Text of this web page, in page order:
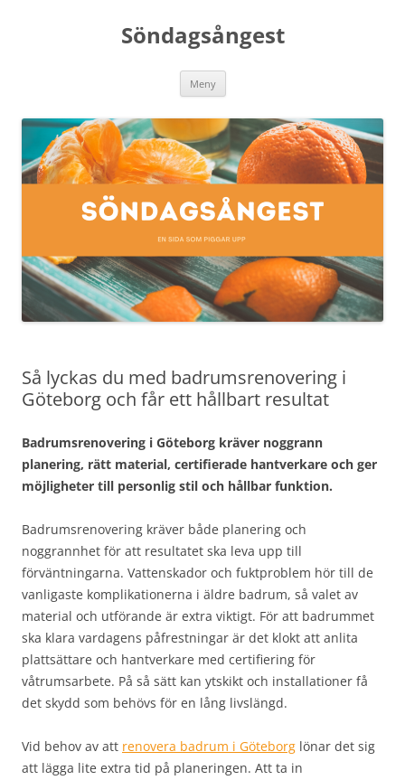
Söndagsångest
Meny Hoppa
innehåll
Så lyckas du med badrumsrenovering i
Göteborg och får ett hållbart resultat
Badrumsrenovering i Göteborg kräver noggrann
planering, rätt material, certifierade hantverkare och ger
möjligheter till personlig stil och hållbar funktion.
Badrumsrenovering kräver både planering och
noggrannhet för att resultatet ska leva upp till
förväntningarna. Vattenskador och fuktproblem hör till de
vanligaste komplikationerna i äldre badrum, så valet av
material och utförande är extra viktigt. För att badrummet
ska klara vardagens påfrestningar är det klokt att anlita
platt­sättare och hantverkare med certifiering för
våtrumsarbete. På så sätt kan ytskikt och installationer få
det skydd som behövs för en lång livslängd.
Vid behov av att renovera badrum i Göteborg lönar det sig
att lägga lite extra tid på planeringen. Att ta in